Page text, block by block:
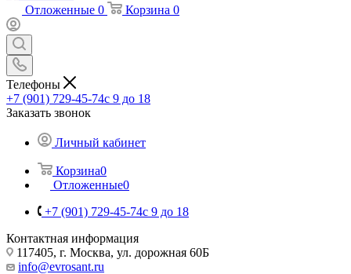
Отложенные 0 Корзина 0
Телефоны
+7 (901) 729-45-74c 9 до 18
Заказать звонок
Личный кабинет
Корзина0
Отложенные0
+7 (901) 729-45-74c 9 до 18
Контактная информация
117405, г. Москва, ул. дорожная 60Б
info@evrosant.ru